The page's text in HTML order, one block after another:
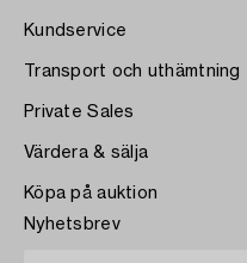
Kundservice
Transport och uthämtning
Private Sales
Värdera & sälja
Köpa på auktion
Nyhetsbrev